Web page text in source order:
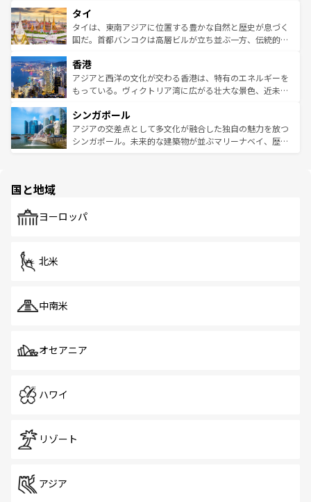
リティに包まれながら、韓国の多彩な魅力を心ゆくまで味
わってみてほしい。 なお、新着の韓国情報はコンテンツ一
覧を参照してほしい。
急速な発展と共に伝統が息づく。ハノイの古い町並みやホ
ーチミン市のフランス統治時代の建物も、独特の雰囲気を
醸し出している。また、バラエティの豊かさとおいしさで
とつ。フォーやバインミー、ベトナムコーヒーなどは、ぜ
ひ現地で味わいたい。どの地域を訪れてもあたたかい人々
が旅行者を迎えてくれるので、きっと忘れられない旅にな
参照してほしい。
タイ
タイは、東南アジアに位置する豊かな自然と歴史が息づく
国だ。首都バンコクは高層ビルが立ち並ぶ一方、伝統的な
の活気が交差している。北部ではチェンマイなどの山岳地
帯で自然と触れ合い、南部ではプーケットやクラビの美し
いビーチでリゾート気分を楽しむことができる。タイ料理
激する。気候は一年中温暖で、どの季節にも異なる楽しみ
が待っている。親しみやすいタイの人々、仏教を中心とし
た文化、そして多様な観光資源が、訪れる旅人を魅了し続
香港
アジアと西洋の文化が交わる香港は、特有のエネルギーを
もっている。ヴィクトリア湾に広がる壮大な景色、近未来
み、どこを訪れても感動するはず。観光スポットが密集し
ており、効率よく見どころを回れるのも魅力。息をのむよ
うな絶景から文化的な体験まで、香港を存分に楽しみ尽く
シンガポール
アジアの交差点として多文化が融合した独自の魅力を放つ
シンガポール。未来的な建築物が並ぶマリーナベイ、歴史
で、ホーカーズは地元の風情を楽しめる外せないスポット
国と地域
ヨーロッパ
北米
中南米
オセアニア
ハワイ
リゾート
アジア